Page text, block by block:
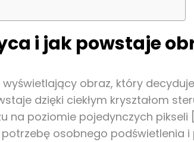
i jak powstaje
obraz, który
dzięki ciekłym kryształom
na poziomie pojedynczych
osobnego podświetlenia